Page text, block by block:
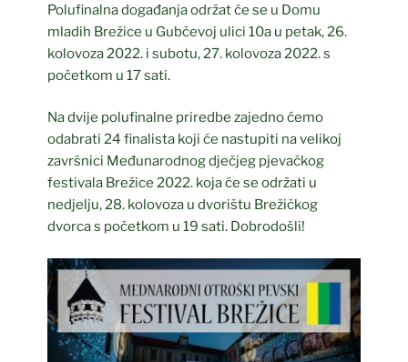
Polufinalna događanja održat će se u Domu
mladih Brežice u Gubčevoj ulici 10a u petak, 26.
kolovoza 2022. i subotu, 27. kolovoza 2022. s
početkom u 17 sati.
Na dvije polufinalne priredbe zajedno ćemo
odabrati 24 finalista koji će nastupiti na velikoj
završnici Međunarodnog dječjeg pjevačkog
festivala Brežice 2022. koja će se održati u
nedjelju, 28. kolovoza u dvorištu Brežičkog
dvorca s početkom u 19 sati. Dobrodošli!